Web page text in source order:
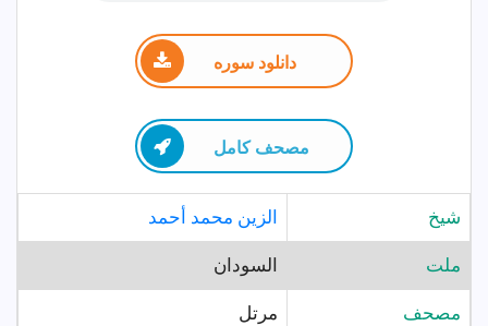
دانلود سوره
مصحف كامل
شيخ الزين محمد أحمد
ملت السودان
مصحف مرتل